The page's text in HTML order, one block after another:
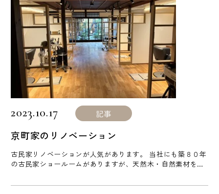
京町家のリノベーション
2023.10.17 記事
古民家リノベーションが人気があります。 当社にも築８０年
の古民家ショールームがありますが、天然木・自然素材を使
に生まれ変わります。 本日ご紹介するのは京都市内の京町家